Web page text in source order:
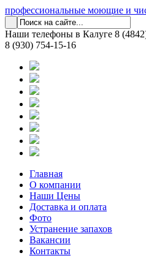
профессиональные моющие и
Наши телефоны в Калуге 8
8 (930) 754-15-16
Главная
О компании
Наши Цены
Доставка и оплата
Фото
Устранение запахов
Вакансии
Контакты